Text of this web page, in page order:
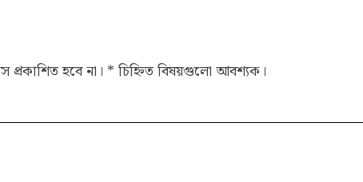
প্রকাশিত হবে না। * চিহ্নিত বিষয়গুলো আবশ্যক।